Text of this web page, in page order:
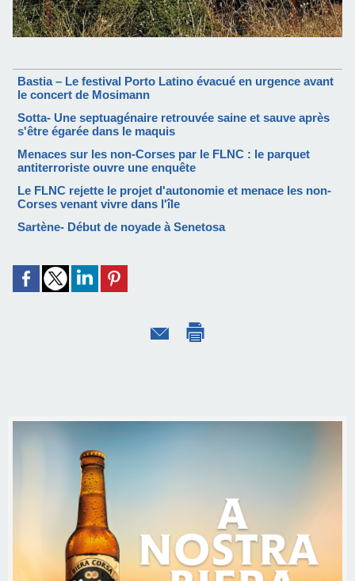
Bastia – Le festival Porto Latino évacué en urgence avant
le concert de Mosimann
Sotta- Une septuagénaire retrouvée saine et sauve après
s'être égarée dans le maquis
Menaces sur les non-Corses par le FLNC : le parquet
antiterroriste ouvre une enquête
Le FLNC rejette le projet d'autonomie et menace les non-
Corses venant vivre dans l'île
Sartène- Début de noyade à Senetosa